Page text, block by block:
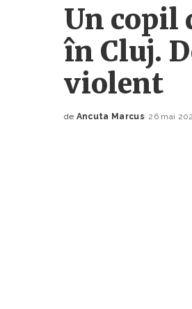
Un copil
în Cluj.
violent
de Ancuta Marcus 26 mai